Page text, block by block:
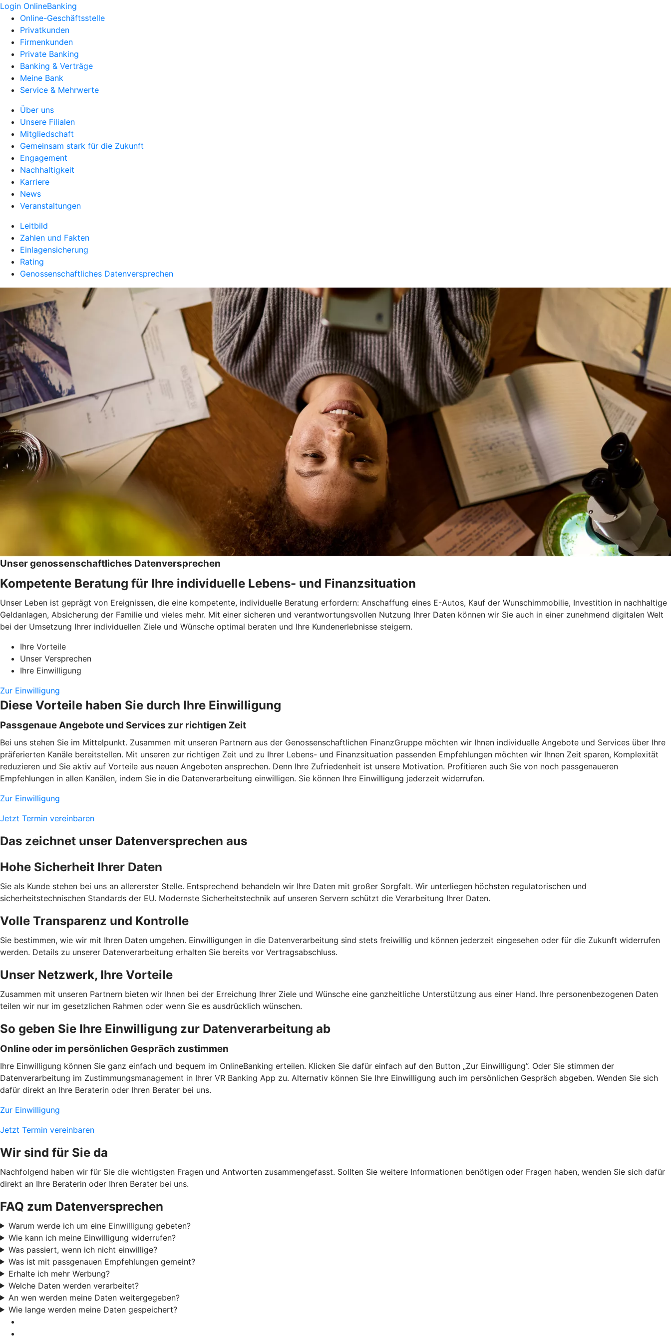
Login OnlineBanking
Online-Geschäftsstelle
Privatkunden
Firmenkunden
Private Banking
Banking & Verträge
Meine Bank
Service & Mehrwerte
Über uns
Unsere Filialen
Mitgliedschaft
Gemeinsam stark für die Zukunft
Engagement
Nachhaltigkeit
Karriere
News
Veranstaltungen
Leitbild
Zahlen und Fakten
Einlagensicherung
Rating
Genossenschaftliches Datenversprechen
Unser genossenschaftliches Datenversprechen
Kompetente Beratung für Ihre individuelle Lebens- und Finanzsituation
Unser Leben ist geprägt von Ereignissen, die eine kompetente, individuelle Beratung erfordern: Anschaffung eines E-Autos, Kauf der Wunschimmobilie, Investition in nachhaltige
Geldanlagen, Absicherung der Familie und vieles mehr. Mit einer sicheren und verantwortungsvollen Nutzung Ihrer Daten können wir Sie auch in einer zunehmend digitalen Welt
bei der Umsetzung Ihrer individuellen Ziele und Wünsche optimal beraten und Ihre Kundenerlebnisse steigern.
Ihre Vorteile
Unser Versprechen
Ihre Einwilligung
Zur Einwilligung
Diese Vorteile haben Sie durch Ihre Einwilligung
Passgenaue Angebote und Services zur richtigen Zeit
Bei uns stehen Sie im Mittelpunkt. Zusammen mit unseren Partnern aus der Genossenschaftlichen FinanzGruppe möchten wir Ihnen individuelle Angebote und Services über Ihre
präferierten Kanäle bereitstellen. Mit unseren zur richtigen Zeit und zu Ihrer Lebens- und Finanzsituation passenden Empfehlungen möchten wir Ihnen Zeit sparen, Komplexität
reduzieren und Sie aktiv auf Vorteile aus neuen Angeboten ansprechen. Denn Ihre Zufriedenheit ist unsere Motivation. Profitieren auch Sie von noch passgenaueren
Empfehlungen in allen Kanälen, indem Sie in die Datenverarbeitung einwilligen. Sie können Ihre Einwilligung jederzeit widerrufen.
Zur Einwilligung
Jetzt Termin vereinbaren
Das zeichnet unser Datenversprechen aus
Hohe Sicherheit Ihrer Daten
Sie als Kunde stehen bei uns an allererster Stelle. Entsprechend behandeln wir Ihre Daten mit großer Sorgfalt. Wir unterliegen höchsten regulatorischen und
sicherheitstechnischen Standards der EU. Modernste Sicherheitstechnik auf unseren Servern schützt die Verarbeitung Ihrer Daten.
Volle Transparenz und Kontrolle
Sie bestimmen, wie wir mit Ihren Daten umgehen. Einwilligungen in die Datenverarbeitung sind stets freiwillig und können jederzeit eingesehen oder für die Zukunft widerrufen
werden. Details zu unserer Datenverarbeitung erhalten Sie bereits vor Vertragsabschluss.
Unser Netzwerk, Ihre Vorteile
Zusammen mit unseren Partnern bieten wir Ihnen bei der Erreichung Ihrer Ziele und Wünsche eine ganzheitliche Unterstützung aus einer Hand. Ihre personenbezogenen Daten
teilen wir nur im gesetzlichen Rahmen oder wenn Sie es ausdrücklich wünschen.
So geben Sie Ihre Einwilligung zur Datenverarbeitung ab
Online oder im persönlichen Gespräch zustimmen
Ihre Einwilligung können Sie ganz einfach und bequem im OnlineBanking erteilen. Klicken Sie dafür einfach auf den Button „Zur Einwilligung”. Oder Sie stimmen der
Datenverarbeitung im Zustimmungsmanagement in Ihrer VR Banking App zu. Alternativ können Sie Ihre Einwilligung auch im persönlichen Gespräch abgeben. Wenden Sie sich
dafür direkt an Ihre Beraterin oder Ihren Berater bei uns.
Zur Einwilligung
Jetzt Termin vereinbaren
Wir sind für Sie da
Nachfolgend haben wir für Sie die wichtigsten Fragen und Antworten zusammengefasst. Sollten Sie weitere Informationen benötigen oder Fragen haben, wenden Sie sich dafür
direkt an Ihre Beraterin oder Ihren Berater bei uns.
FAQ zum Datenversprechen
Warum werde ich um eine Einwilligung gebeten?
Wie kann ich meine Einwilligung widerrufen?
Was passiert, wenn ich nicht einwillige?
Was ist mit passgenauen Empfehlungen gemeint?
Erhalte ich mehr Werbung?
Welche Daten werden verarbeitet?
An wen werden meine Daten weitergegeben?
Wie lange werden meine Daten gespeichert?